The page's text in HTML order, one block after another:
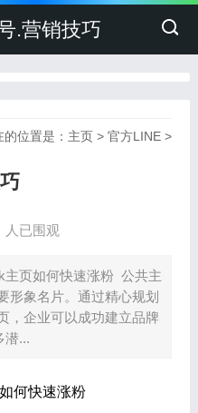
.营销技巧
位置是： 主页 >官方LINE >
人已围观
页如何快速涨粉 ​ 公共主
形象名片。通过精心规划
，企业可以成功建立品牌
潜...
何快速涨粉